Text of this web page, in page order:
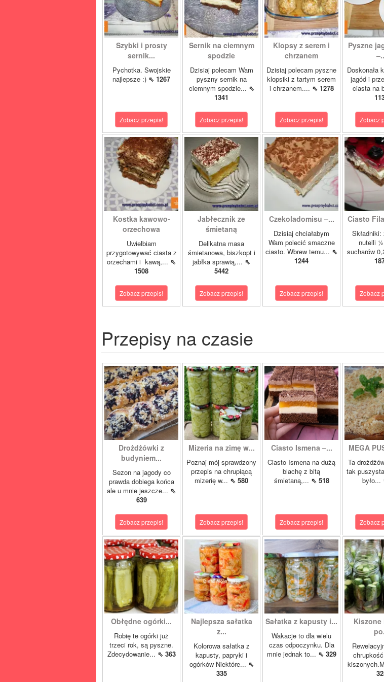
Szybki i prosty
sernik...
Pychotka. Swojskie
najlepsze :) ⇖ 1267
Zobacz przepis!
Sernik na ciemnym
spodzie
Dzisiaj polecam Wam
pyszny sernik na
ciemnym spodzie... ⇖
1341
Zobacz przepis!
Klopsy z serem i
chrzanem
Dzisiaj polecam pyszne
klopsiki z tartym serem
i chrzanem.... ⇖ 1278
Zobacz przepis!
Pyszne
Doskonała
jagód i
ciasta na
Zobacz
Kostka kawowo-
orzechowa
Uwielbiam
przygotowywać ciasta z
orzechami i kawą,... ⇖
1508
Zobacz przepis!
Jabłecznik ze
śmietaną
Delikatna masa
śmietanowa, biszkopt i
jabłka sprawią,... ⇖
5442
Zobacz przepis!
Czekoladomisu –...
Dzisiaj chciałabym
Wam polecić smaczne
ciasto. Wbrew temu... ⇖
1244
Zobacz przepis!
Ciasto
Składniki:
nutelli
sucharów
Zobacz
Przepisy na czasie
Drożdżówki z
budyniem...
Sezon na jagody co
prawda dobiega końca
ale u mnie jeszcze... ⇖
639
Zobacz przepis!
Mizeria na zimę w...
Poznaj mój sprawdzony
przepis na chrupiącą
mizerię w... ⇖ 580
Zobacz przepis!
Ciasto Ismena –...
Ciasto Ismena na dużą
blachę z bitą
śmietaną,... ⇖ 518
Zobacz przepis!
MEGA
Ta
tak
było...
Zobacz
Obłędne ogórki...
Robię te ogórki już
trzeci rok, są pyszne.
Zdecydowanie... ⇖ 363
Najlepsza sałatka
z...
Kolorowa sałatka z
kapusty, papryki i
ogórków Niektóre... ⇖
335
Sałatka z kapusty i...
Wakacje to dla wielu
czas odpoczynku. Dla
mnie jednak to... ⇖ 329
Kiszone